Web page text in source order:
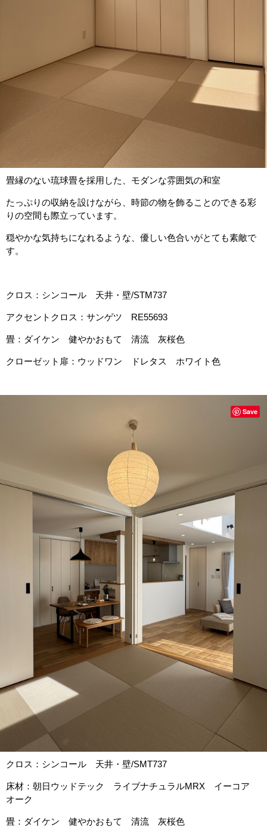
畳縁のない琉球畳を採用した、モダンな雰囲気の和室
たっぷりの収納を設けながら、時節の物を飾ることのできる彩
りの空間も際立っています。
穏やかな気持ちになれるような、優しい色合いがとても素敵で
す。
クロス：シンコール 天井・壁/STM737
アクセントクロス：サンゲツ RE55693
畳：ダイケン 健やかおもて 清流 灰桜色
クローゼット扉：ウッドワン ドレタス ホワイト色
クロス：シンコール 天井・壁/SMT737
床材：朝日ウッドテック ライブナチュラルMRX イーコア
オーク
畳：ダイケン 健やかおもて 清流 灰桜色
Save